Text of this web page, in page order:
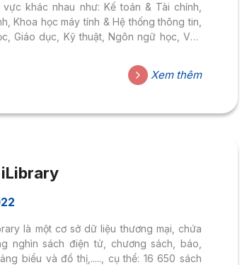
vực khác nhau như: Kế toán & Tài chính,
Khoa học máy tính & Hệ thống thông tin,
Giáo dục, Kỹ thuật, Ngôn ngữ học, Văn
này đều được cấp Giấy phép mở. Bạn đọc
trực tuyến hoặc tải tài liệu về không giới
open.umn.edu/opentextbooksHướng
Xem thêm
iLibrary
là một cơ sở dữ liệu thương mại, chứa
nghìn sách điện tử, chương sách, báo,
biểu và đồ thị,....., cụ thể: 16 650 sách